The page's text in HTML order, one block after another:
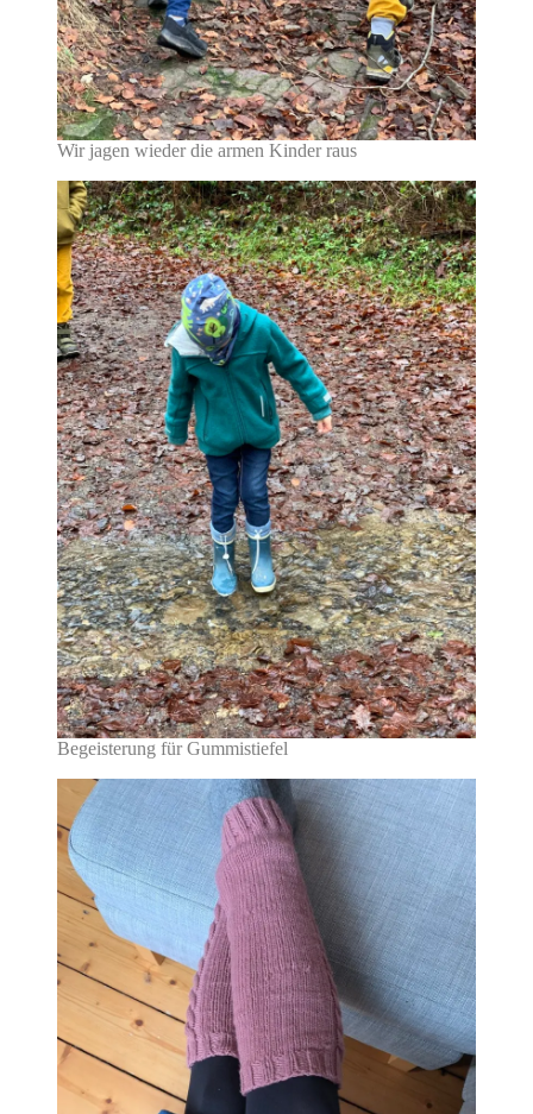
Wir jagen wieder die armen Kinder raus
Begeisterung für Gummistiefel